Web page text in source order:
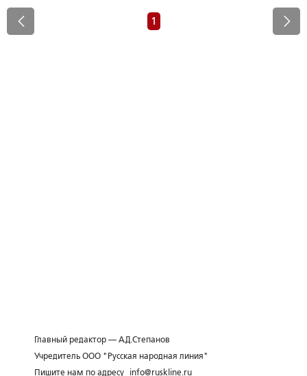
1
Главный редактор — А.Д.Степанов
Учредитель ООО "Русская народная линия"
Пишите нам по адресу
info@ruskline.ru